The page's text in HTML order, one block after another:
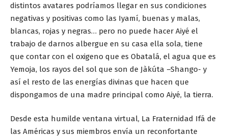
distintos avatares podríamos llegar en sus condiciones
negativas y positivas como las Iyamí, buenas y malas,
blancas, rojas y negras… pero no puede hacer Aiyé el
trabajo de darnos albergue en su casa ella sola, tiene
que contar con el oxigeno que es Obatalá, el agua que es
Yemoja, los rayos del sol que son de Jàkúta –Shango- y
así el resto de las energías divinas que hacen que
dispongamos de una madre principal como Aiyé, la tierra.
Desde esta humilde ventana virtual, La Fraternidad Ifá de
las Américas y sus miembros envía un reconfortante